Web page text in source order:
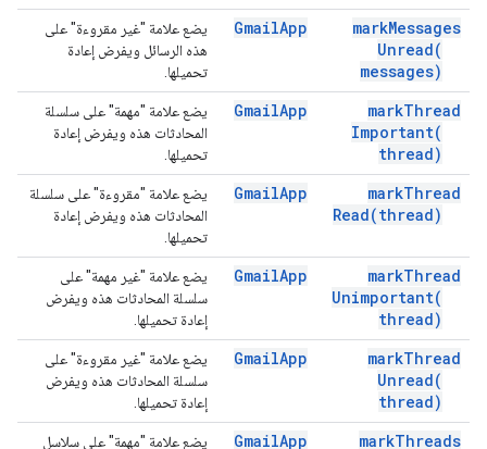
markMessages
Unread(
messages)
GmailApp
يضع علامة "غير مقروءة" على
هذه الرسائل ويفرض إعادة
تحميلها.
markThread
Important(
thread)
GmailApp
يضع علامة "مهمة" على سلسلة
المحادثات هذه ويفرض إعادة
تحميلها.
markThread
Read(thread)
GmailApp
يضع علامة "مقروءة" على سلسلة
المحادثات هذه ويفرض إعادة
تحميلها.
markThread
Unimportant(
thread)
GmailApp
يضع علامة "غير مهمة" على
سلسلة المحادثات هذه ويفرض
إعادة تحميلها.
markThread
Unread(
thread)
GmailApp
يضع علامة "غير مقروءة" على
سلسلة المحادثات هذه ويفرض
إعادة تحميلها.
markThreads
GmailApp يضع علامة "مهمة" على سلاسل